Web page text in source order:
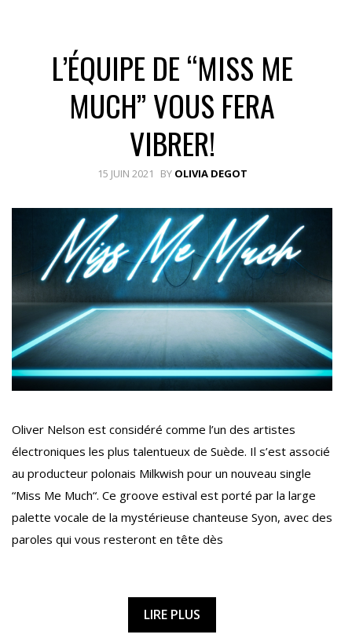
L’ÉQUIPE DE “MISS ME
MUCH” VOUS FERA
VIBRER!
15 JUIN 2021 BY OLIVIA DEGOT
Oliver Nelson est considéré comme l’un des artistes
électroniques les plus talentueux de Suède. Il s’est associé
au producteur polonais Milkwish pour un nouveau single
“Miss Me Much“. Ce groove estival est porté par la large
palette vocale de la mystérieuse chanteuse Syon, avec des
paroles qui vous resteront en tête dès
LIRE PLUS